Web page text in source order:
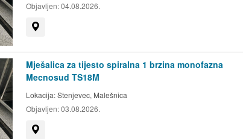
Objavljen:04.08.2026.
Mješalica za tijesto spiralna 1 brzina monofazna
Mecnosud TS18M
Lokacija:Stenjevec, Malešnica
Objavljen:03.08.2026.